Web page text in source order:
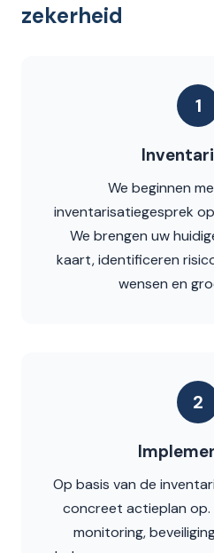
zekerheid
1
We beginnen
inventarisatiegesprek
We brengen uw
kaart, identificeren
wensen en
2
Op basis van de
concreet actieplan op.
monitoring,